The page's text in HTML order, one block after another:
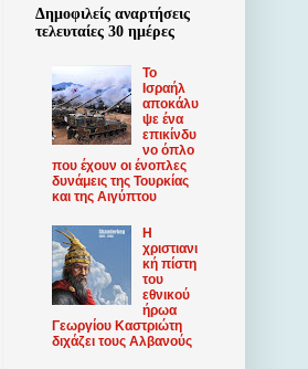
Δημοφιλείς αναρτήσεις
τελευταίες 30 ημέρες
Το
Ισραήλ
αποκάλυ
ψε ένα
επικίνδυ
νο όπλο
που έχουν οι ένοπλες
δυνάμεις της Τουρκίας
και της Αιγύπτου
Η
χριστιανι
κή πίστη
του
εθνικού
ήρωα
Γεωργίου Καστριώτη
διχάζει τους Αλβανούς